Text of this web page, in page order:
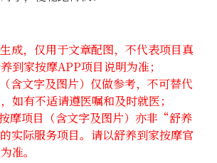
成，仅用于文章配图，不代表项目真
到家按摩APP项目说明为准；
含文字及图片）仅做参考，不可替代
如有不适请遵医嘱和及时就医；
摩项目（含文字及图片）亦非“舒养
实际服务项目。请以舒养到家按摩官
准。